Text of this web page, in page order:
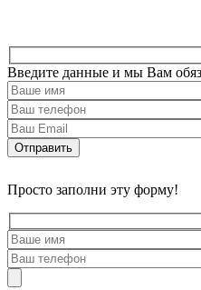
Введите данные и мы Вам
Просто заполни эту форму!